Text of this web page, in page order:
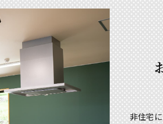
非住宅